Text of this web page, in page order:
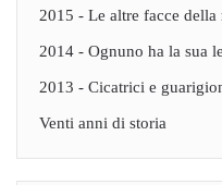
2015 - Le altre facce della
2014 - Ognuno ha la sua
2013 - Cicatrici e
Venti anni di storia